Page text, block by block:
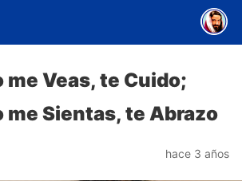
Veas, te Cuido;
me Sientas, te Abrazo
hace 3 años